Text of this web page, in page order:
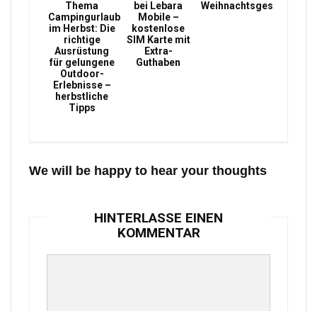
Thema
Campingurlaub
im Herbst: Die
richtige
Ausrüstung
für gelungene
Outdoor-
Erlebnisse –
herbstliche
Tipps
bei Lebara
Mobile –
kostenlose
SIM Karte mit
Extra-
Guthaben
Weihnachtsgeschenke
We will be happy to hear your thoughts
HINTERLASSE EINEN
KOMMENTAR